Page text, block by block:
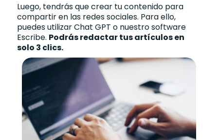
Luego, tendrás que crear tu contenido para
compartir en las redes sociales. Para ello,
puedes utilizar Chat GPT o nuestro software
Escribe. Podrás redactar tus artículos en
solo 3 clics.